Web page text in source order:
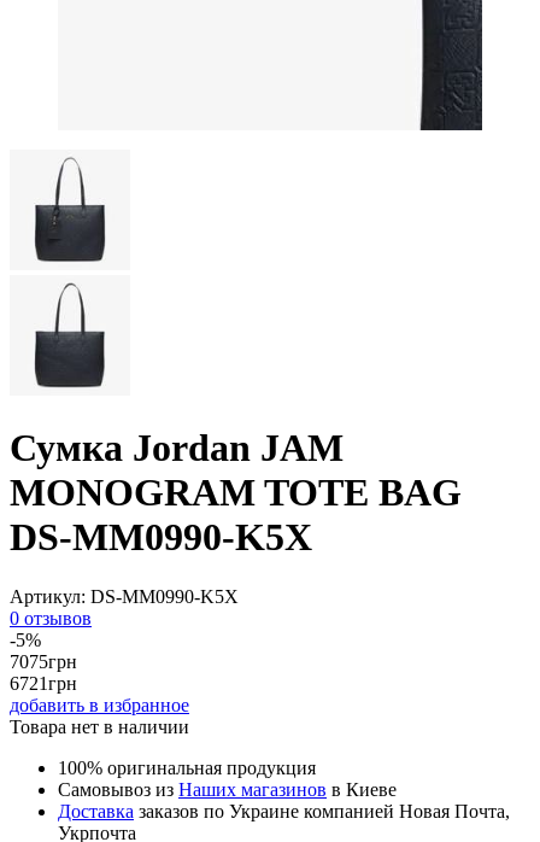
Сумка Jordan JAM
MONOGRAM TOTE BAG
DS-MM0990-K5X
Артикул: DS-MM0990-K5X
0 отзывов
-5%
7075грн
6721грн
добавить в избранное
Товара нет в наличии
100% оригинальная продукция
Самовывоз из Наших магазинов в Киеве
Доставка заказов по Украине компанией Новая Почта,
Укрпочта